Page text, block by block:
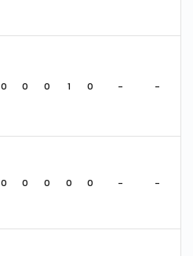
0 0 0 1 0 - -
0 0 0 0 0 - -